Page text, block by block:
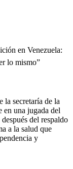
en Venezuela:
lo mismo”
la secretaría de la
en una jugada del
del respaldo
a la salud que
y